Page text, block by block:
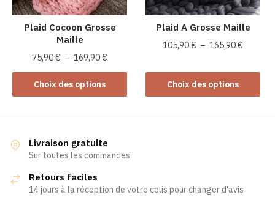
sur
la
page
du
produit
sur
la
page
produit
Plaid Cocoon Grosse
Maille
75,90€ – 169,90€
de
75,90 €
Choix des options
Ce
produit
variations.
Les
peuvent
Plaid A Grosse Maille
105,90€ – 165,90€
prix :
à
Choix des options
produit
a
être
Livraison gratuite
Sur toutes les commandes
Retours faciles
14 jours à la réception de votre colis pour changer d'avis